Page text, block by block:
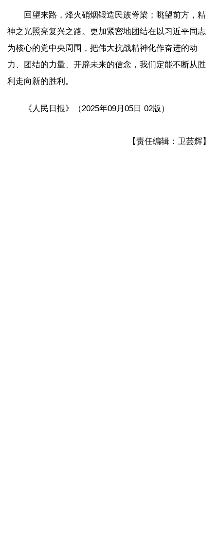
回望来路，烽火硝烟锻造民族脊梁；眺望前方，精
神之光照亮复兴之路。更加紧密地团结在以习近平同志
为核心的党中央周围，把伟大抗战精神化作奋进的动
力、团结的力量、开辟未来的信念，我们定能不断从胜
利走向新的胜利。
《人民日报》（2025年09月05日 02版）
【责任编辑：卫芸辉】